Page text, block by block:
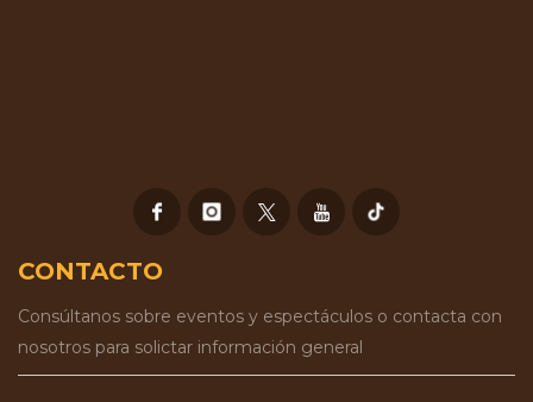
CONTACTO
Consúltanos sobre eventos y espectáculos o contacta con
nosotros para solictar información general